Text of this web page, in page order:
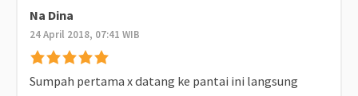
Na Dina
24 April 2018, 07:41 WIB
Sumpah pertama x datang ke pantai ini langsung